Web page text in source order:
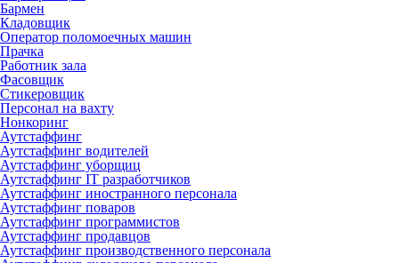
Бармен
Кладовщик
Оператор поломоечных машин
Прачка
Работник зала
Фасовщик
Стикеровщик
Персонал на вахту
Нонкоринг
Аутстаффинг
Аутстаффинг водителей
Аутстаффинг уборщиц
Аутстаффинг IT разработчиков
Аутстаффинг иностранного персонала
Аутстаффинг поваров
Аутстаффинг программистов
Аутстаффинг продавцов
Аутстаффинг производственного персонала